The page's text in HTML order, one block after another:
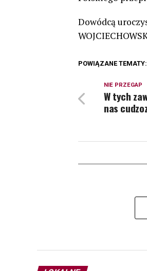
Dowódcą
POWIĄZANE TEMATY:
NIE PRZEGAP
W tych
nas